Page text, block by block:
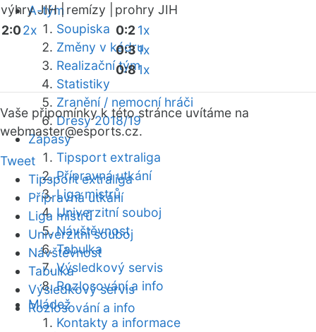
A-tým
Soupiska
Změny v kádru
Realizační tým
Statistiky
Zranění / nemocní hráči
Dresy 2018/19
Zápasy
Tipsport extraliga
Přípravná utkání
Liga mistrů
Univerzitní souboj
Návštěvnost
Tabulka
Výsledkový servis
Rozlosování a info
Mládež
Kontakty a informace
výhry JIH | remízy |
prohry JIH
2:02x 0:21x
0:31x
0:81x
Vaše připomínky k této stránce uvítáme na
webmaster@esports.cz.
Tweet
Tipsport extraliga
Přípravná utkání
Liga mistrů
Univerzitní souboj
Návštěvnost
Tabulka
Výsledkový servis
Rozlosování a info